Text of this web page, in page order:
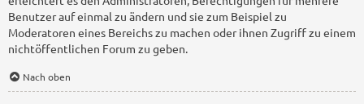
Benutzer auf einmal zu ändern und sie zum Beispiel zu
Moderatoren eines Bereichs zu machen oder ihnen Zugriff zu einem
nichtöffentlichen Forum zu geben.
Nach oben